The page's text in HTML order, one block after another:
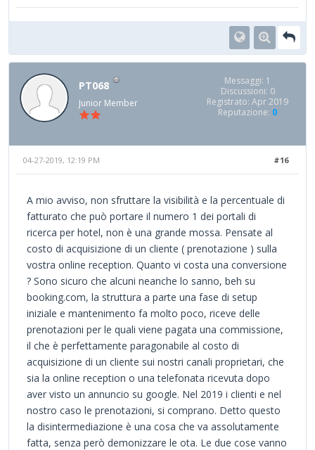
PT068
Junior Member
Messaggi: 1
Discussioni: 0
Registrato: Apr 2019
Reputazione: 0
#16
04-27-2019, 12:19 PM
A mio avviso, non sfruttare la visibilità e la percentuale di
fatturato che può portare il numero 1 dei portali di
ricerca per hotel, non è una grande mossa. Pensate al
costo di acquisizione di un cliente ( prenotazione ) sulla
vostra online reception. Quanto vi costa una conversione
? Sono sicuro che alcuni neanche lo sanno, beh su
booking.com, la struttura a parte una fase di setup
iniziale e mantenimento fa molto poco, riceve delle
prenotazioni per le quali viene pagata una commissione,
il che è perfettamente paragonabile al costo di
acquisizione di un cliente sui nostri canali proprietari, che
sia la online reception o una telefonata ricevuta dopo
aver visto un annuncio su google. Nel 2019 i clienti e nel
nostro caso le prenotazioni, si comprano. Detto questo
la disintermediazione è una cosa che va assolutamente
fatta, senza però demonizzare le ota. Le due cose vanno